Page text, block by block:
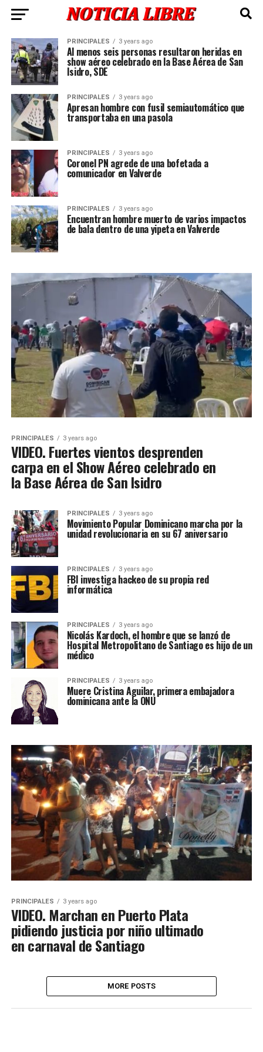
PRINCIPALES 3 years ago
Al menos seis personas resultaron heridas en
show aéreo celebrado en la Base Aérea de San
Isidro, SDE
PRINCIPALES 3 years ago
Apresan hombre con fusil semiautomático que
transportaba en una pasola
PRINCIPALES 3 years ago
Coronel PN agrede de una bofetada a
comunicador en Valverde
PRINCIPALES 3 years ago
Encuentran hombre muerto de varios impactos
de bala dentro de una yipeta en Valverde
PRINCIPALES 3 years ago
VIDEO. Fuertes vientos desprenden
carpa en el Show Aéreo celebrado en
la Base Aérea de San Isidro
PRINCIPALES 3 years ago
Movimiento Popular Dominicano marcha por la
unidad revolucionaria en su 67 aniversario
PRINCIPALES 3 years ago
FBI investiga hackeo de su propia red
informática
PRINCIPALES 3 years ago
Nicolás Kardoch, el hombre que se lanzó de
Hospital Metropolitano de Santiago es hijo de un
médico
PRINCIPALES 3 years ago
Muere Cristina Aguilar, primera embajadora
dominicana ante la ONU
PRINCIPALES 3 years ago
VIDEO. Marchan en Puerto Plata
pidiendo justicia por niño ultimado
en carnaval de Santiago
MORE POSTS